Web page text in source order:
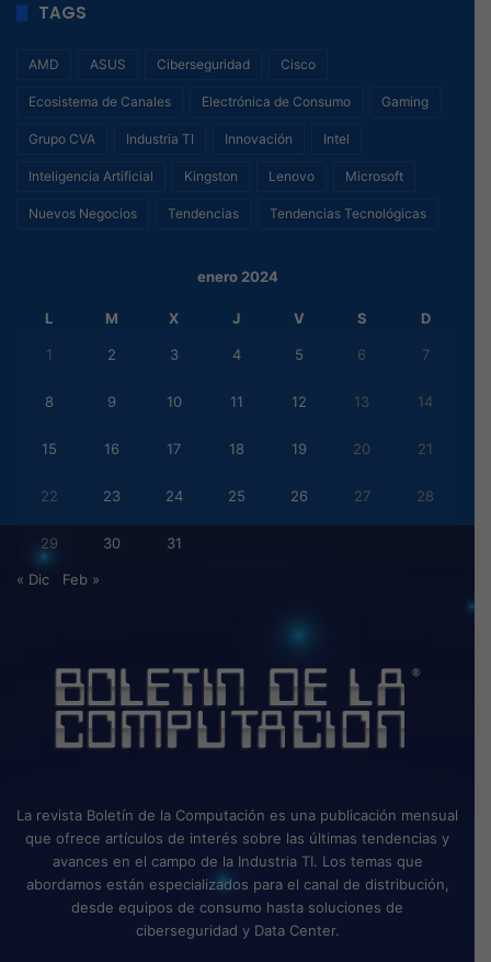
TAGS
AMD ASUS Ciberseguridad Cisco
Ecosistema de Canales Electrónica de Consumo Gaming
Grupo CVA Industria TI Innovación Intel
Inteligencia Artificial Kingston Lenovo Microsoft
Nuevos Negocios Tendencias Tendencias Tecnológicas
enero 2024
L M X J V S D
1 2 3 4 5 6 7
8 9 10 11 12 13 14
15 16 17 18 19 20 21
22 23 24 25 26 27 28
29 30 31
« Dic Feb »
La revista Boletín de la Computación es una publicación mensual
que ofrece artículos de interés sobre las últimas tendencias y
avances en el campo de la Industria TI. Los temas que
abordamos están especializados para el canal de distribución,
desde equipos de consumo hasta soluciones de
ciberseguridad y Data Center.